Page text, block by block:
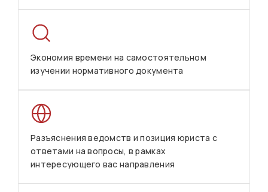
Экономия времени на самостоятельном
изучении нормативного документа
Разъяснения ведомств и позиция юриста с
ответами на вопросы, в рамках
интересующего вас направления